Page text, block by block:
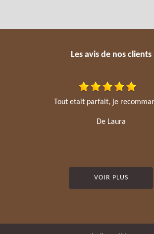
Les avis de nos clients
Tout etait parfait, je
De Laura
VOIR PLUS